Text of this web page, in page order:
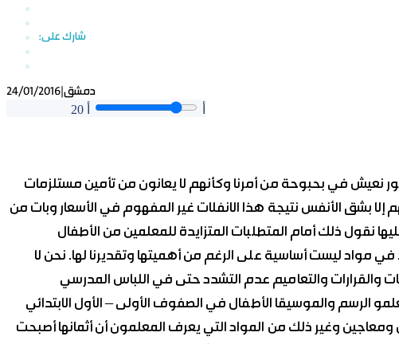
24/01/2016 دمشق
20
نعيش في بحبوحة من أمرنا وكأنهم لا يعانون من تأمين مستلزمات
إلا بشق الأنفس نتيجة هذا الانفلات غير المفهوم في الأسعار وبات من
نقول ذلك أمام المتطلبات المتزايدة للمعلمين من الأطفال
مواد ليست أساسية على الرغم من أهميتها وتقديرنا لها. نحن لا
والقرارات والتعاميم عدم التشدد حتى في اللباس المدرسي
الرسم والموسيقا الأطفال في الصفوف الأولى – الأول الابتدائي
ومعاجين وغير ذلك من المواد التي يعرف المعلمون أن أثمانها أصبحت